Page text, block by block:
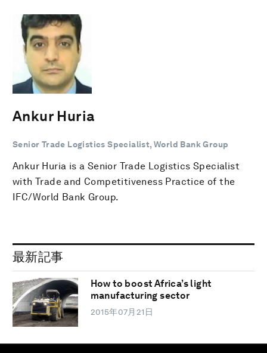
Ankur Huria
Senior Trade Logistics Specialist, World Bank Group
Ankur Huria is a Senior Trade Logistics Specialist
with Trade and Competitiveness Practice of the
IFC/World Bank Group.
最新記事
How to boost Africa’s light
manufacturing sector
2015年07月21日